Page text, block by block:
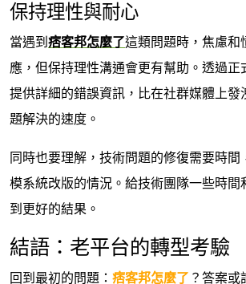
保持理性與耐心
當遇到 痞客邦怎麼了這類問題時，焦慮和
應，但保持理性溝通會更有幫助。透過正
提供詳細的錯誤資訊，比在社群媒體上發
題解決的速度。
同時也要理解，技術問題的修復需要時間
模系統改版的情況。給技術團隊一些時間
到更好的結果。
結語：老平台的轉型考驗
回到最初的問題： 痞客邦怎麼了 ？答案或